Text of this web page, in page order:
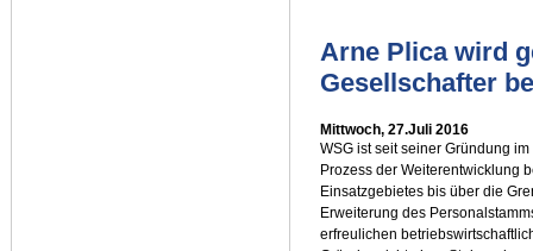
Arne Plica wird
Gesellschafter
Mittwoch, 27.Juli 2016
WSG ist seit seiner Gründung
Prozess der Weiterentwicklung
Einsatzgebietes bis über die
Erweiterung des
erfreulichen